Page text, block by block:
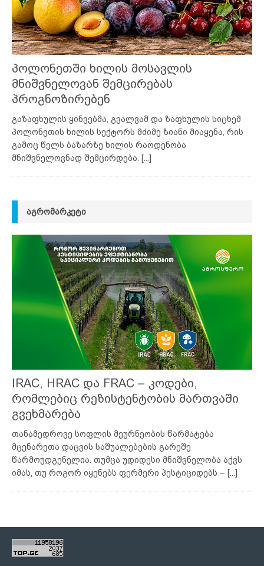
პოლონეთში ხილის მოსავლის
მნიშვნელოვან შემცირებას
პროგნოზირებენ
გაზაფხულის ყინვებმა, გვალვამ და ზაფხულის სიცხემ
პოლონეთის ხილის სექტორს მძიმე ზიანი მიაყენა, რის
გამოც წელს ბაზარზე ხილის რაოდენობა
მნიშვნელოვნად შემცირდება.
[...]
ᲐᲒᲠᲝᲛᲐᲠᲙᲔᲢᲘ
IRAC, HRAC და FRAC – კოდები,
რომლებიც რეზისტენტობის მართვაში
გვეხმარება
თანამედროვე სოფლის მეურნეობის წარმატება
მცენარეთა დაცვის საშუალებების გარეშე
წარმოუდგენელია. თუმცა უდიდესი მნიშვნელობა აქვს
იმას, თუ როგორ იყენებს ფერმერი პესტიციდებს – [...]